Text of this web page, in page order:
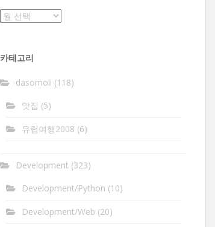
보
카테고리
dasomoli (118)
맛집 (5)
유럽여행2008 (6)
Development (323)
Development/Python (10)
Development/Web (20)